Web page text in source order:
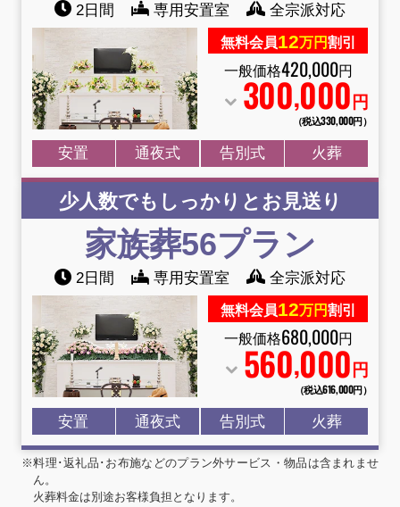
2日間 専用安置室 全宗派対応
無料会員12万円割引
一般価格420,000円
300,000 円
（税込330,000円）
安置 通夜式 告別式 火葬
少人数でもしっかりとお見送り
家族葬56プラン
2日間 専用安置室 全宗派対応
無料会員12万円割引
一般価格680,000円
560,000 円
（税込616,000円）
安置 通夜式 告別式 火葬
※料理･返礼品･お布施などのプラン外サービス・物品は含まれませ
ん。
火葬料金は別途お客様負担となります。